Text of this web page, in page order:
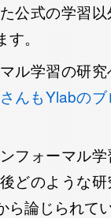
公式の学習
。
ル学習の研
んもYlabの
フォーマル
どのような
ら論じられて